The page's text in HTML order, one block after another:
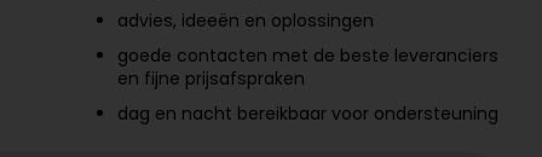
advies, ideeën en oplossingen
goede contacten met de beste leveranciers
en fijne prijsafspraken
dag en nacht bereikbaar voor ondersteuning